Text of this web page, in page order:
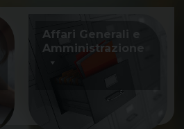
Affari Generali e
Amministrazione